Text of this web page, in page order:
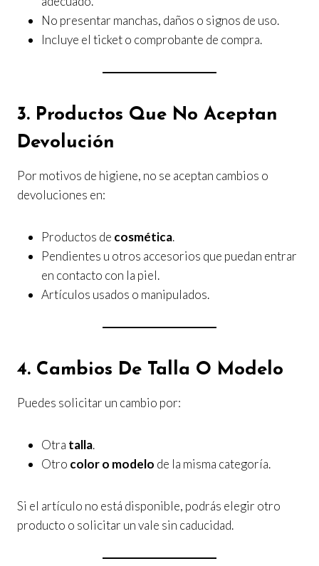
No presentar manchas, daños o signos de uso.
Incluye el ticket o comprobante de compra.
3. Productos Que No Aceptan
Devolución
Por motivos de higiene, no se aceptan cambios o
devoluciones en:
Productos de cosmética.
Pendientes u otros accesorios que puedan entrar
en contacto con la piel.
Artículos usados o manipulados.
4. Cambios De Talla O Modelo
Puedes solicitar un cambio por:
Otra talla.
Otro color o modelo de la misma categoría.
Si el artículo no está disponible, podrás elegir otro
producto o solicitar un vale sin caducidad.